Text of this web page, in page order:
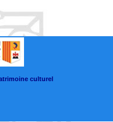
culturel